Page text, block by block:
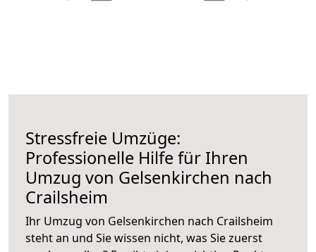
Stressfreie Umzüge:
Professionelle Hilfe für Ihren
Umzug von Gelsenkirchen nach
Crailsheim
Ihr Umzug von Gelsenkirchen nach Crailsheim
steht an und Sie wissen nicht, was Sie zuerst